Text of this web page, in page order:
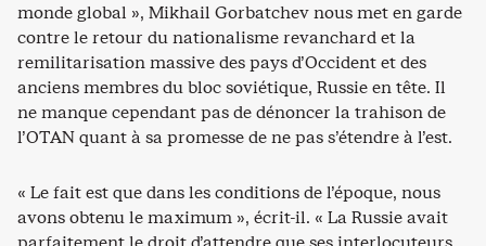
monde global », Mikhail Gorbatchev nous met en garde
contre le retour du nationalisme revanchard et la
remilitarisation massive des pays d’Occident et des
anciens membres du bloc soviétique, Russie en tête. Il
ne manque cependant pas de dénoncer la trahison de
l’OTAN quant à sa promesse de ne pas s’étendre à l’est.
« Le fait est que dans les conditions de l’époque, nous
avons obtenu le maximum », écrit-il. « La Russie avait